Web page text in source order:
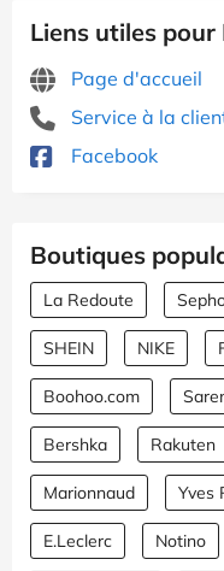
Liens utiles pour
Page d'accueil
Service à la
Facebook
Boutiques
La Redoute
SHEIN NIKE
Boohoo.com
Bershka Rakuten
Marionnaud Yves
E.Leclerc Notino